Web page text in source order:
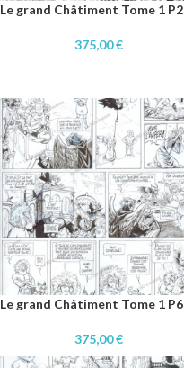
Le grand Châtiment Tome 1 P2
375,00€
Le grand Châtiment Tome 1 P6
375,00€